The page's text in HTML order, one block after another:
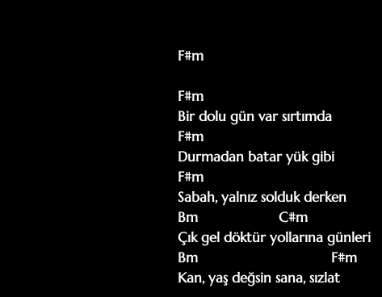
F#m
F#m
Bir dolu gün var sırtımda
F#m
Durmadan batar yük gibi
F#m
Sabah, yalnız solduk derken
Bm                    C#m
Çık gel döktür yollarına günleri
Bm                                 F#m
Kan, yaş değsin sana, sızlat